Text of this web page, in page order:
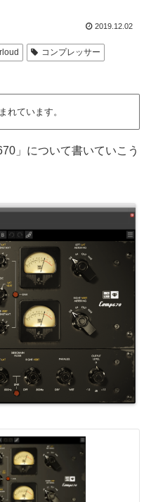
2019.12.02
コンプレッサー
れています。
」について書いていこう